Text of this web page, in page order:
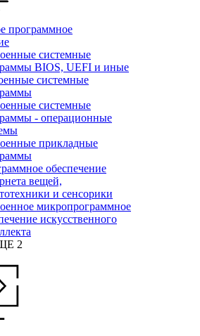
программное
системные
BIOS, UEFI и иные
системные
системные
- операционные
прикладные
обеспечение
вещей,
и сенсорики
микропрограммное
искусственного
2